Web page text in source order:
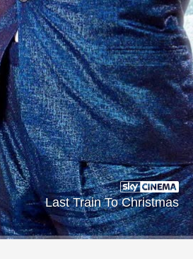
Last Train To Christmas